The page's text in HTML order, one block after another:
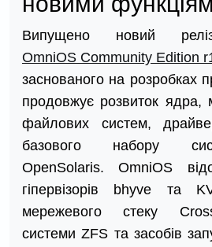
Випущено новий
OmniOS Community Edition
заснованого на розробках
продовжує розвиток ядра,
файлових систем,
базового набору
OpenSolaris. OmniOS
гіпервізорів bhyve та
мережевого стеку
системи ZFS та засобів